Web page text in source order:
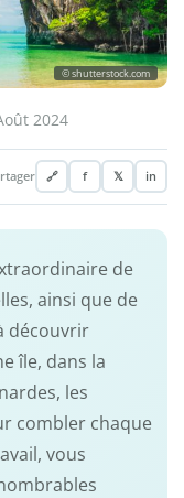
© shutterstock.com
2024
🔗 f 𝕏 in
de
ainsi que de
découvrir
île, dans la
les
combler chaque
vous